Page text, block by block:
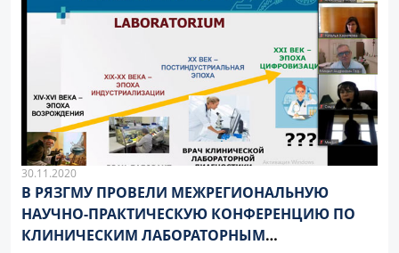
30.11.2020
В РЯЗГМУ ПРОВЕЛИ МЕЖРЕГИОНАЛЬНУЮ
НАУЧНО-ПРАКТИЧЕСКУЮ КОНФЕРЕНЦИЮ ПО
КЛИНИЧЕСКИМ ЛАБОРАТОРНЫМ